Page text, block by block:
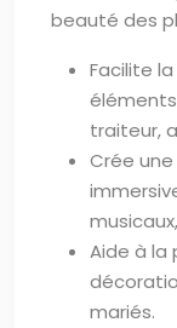
beauté des
Facilite
traiteur,
Crée
Aide à la
mariés.